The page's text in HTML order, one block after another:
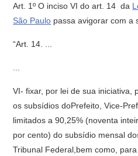
Art. 1º O inciso VI do art. 14 da
São Paulo passa avigorar com a
“Art. 14. ...
VI- fixar, por lei de sua iniciativa,
os subsídios doPrefeito, Vice-
limitados a 90,25% (noventa
por cento) do subsídio mensal
Tribunal Federal,bem como,